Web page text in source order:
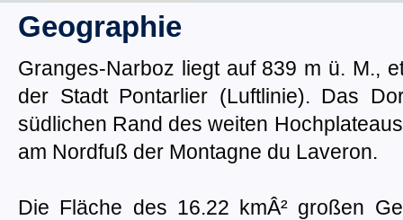
Geographie
Granges-Narboz liegt auf 839 m ü. M.,
der Stadt Pontarlier (Luftlinie). Das
südlichen Rand des weiten
am Nordfuß der Montagne du Laveron.
Die Fläche des 16.22 kmÂ² großen